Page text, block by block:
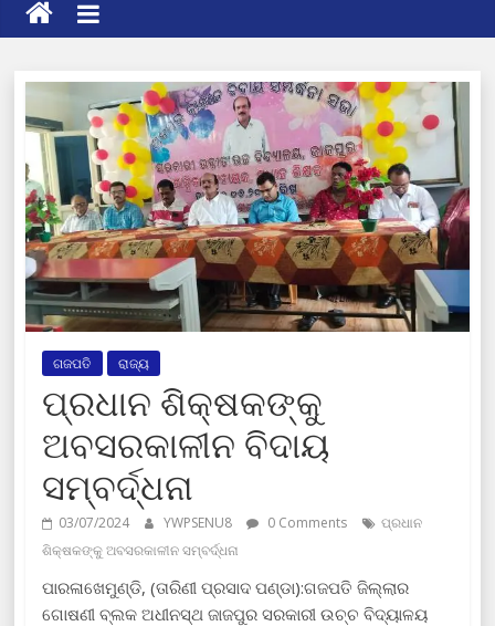
ଗଜପତି ରାଜ୍ୟ
ପ୍ରଧାନ ଶିକ୍ଷକଙ୍କୁ
ଅବସରକାଳୀନ ବିଦାୟ
ସମ୍ବର୍ଦ୍ଧନା
03/07/2024 YWPSENU8 0 Comments
ପ୍ରଧାନ
ଶିକ୍ଷକଙ୍କୁ ଅବସରକାଳୀନ ସମ୍ବର୍ଦ୍ଧନା
ପାରଳାଖେମୁଣ୍ଡି, (ତାରିଣୀ ପ୍ରସାଦ ପଣ୍ଡା):ଗଜପତି ଜିଲ୍ଲାର
ଗୋଷଣୀ ବ୍ଲକ ଅଧୀନସ୍ଥ ଜାଜପୁର ସରକାରୀ ଉଚ୍ଚ ବିଦ୍ୟାଳୟ